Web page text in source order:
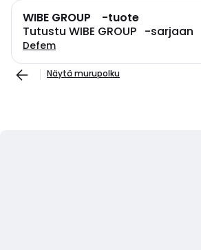
WIBE GROUP -tuote
Tutustu WIBE GROUP -sarjaan
Defem
Näytä murupolku